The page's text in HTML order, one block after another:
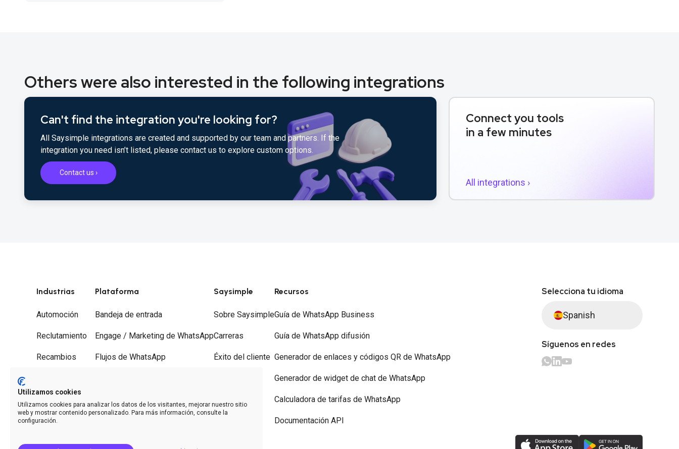
Others were also interested in the following integrations
Can't find the integration you're looking for?
All Saysimple integrations are created and supported by our team and partners. If the
integration you need isn’t listed, please contact us to explore custom options.
Contact us ›
Connect you tools
in a few minutes
All integrations ›
Industrias
Automoción
Reclutamiento
Recambios
Desguaces
Plataforma
Bandeja de entrada
Engage / Marketing de WhatsApp
Flujos de WhatsApp
Desvío de llamadas
Saysimple
Sobre Saysimple
Carreras
Éxito del cliente
Recursos
Guía de WhatsApp Business
Guía de WhatsApp difusión
Generador de enlaces y códigos QR de WhatsApp
Generador de widget de chat de WhatsApp
Calculadora de tarifas de WhatsApp
Documentación API
Selecciona tu idioma
Spanish
Síguenos en redes
Utilizamos cookies
Utilizamos cookies para analizar los datos de los visitantes, mejorar nuestro sitio
web y mostrar contenido personalizado. Para más información, consulte la
configuración.